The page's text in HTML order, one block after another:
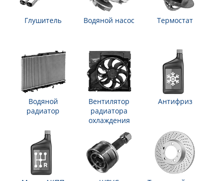
Глушитель Водяной насос Термостат
Водяной
радиатор
Вентилятор
радиатора
охлаждения
Антифриз